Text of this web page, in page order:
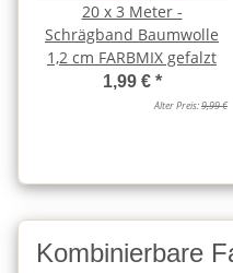
20 x 3 Meter -
Schrägband Baumwolle
1,2 cm FARBMIX gefalzt
1,99 € *
Alter Preis:9,99 €
Kombinierbare